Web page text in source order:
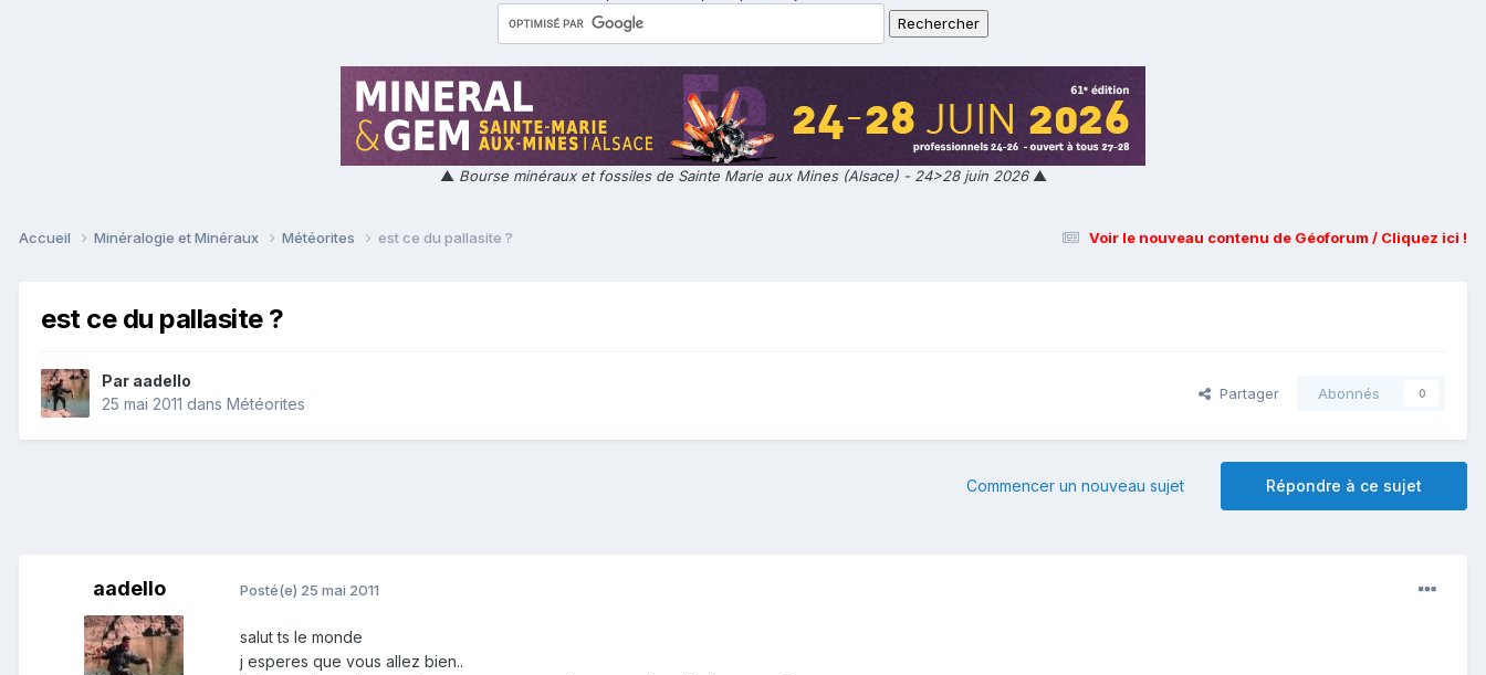
▲ Bourse minéraux et fossiles de Sainte Marie aux Mines (Alsace) - 24>28 juin 2026▲
Voir le nouveau contenu de Géoforum / Cliquez ici !
Accueil Minéralogie et Minéraux Météorites est ce du pallasite ?
est ce du pallasite ?
Par aadello
25 mai 2011 dans Météorites
Partager Abonnés 0
Répondre à ce sujet
Commencer un nouveau sujet
aadello Posté(e) 25 mai 2011
salut ts le monde
j esperes que vous allez bien..